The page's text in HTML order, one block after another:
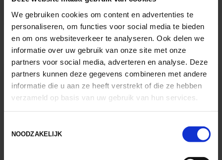
We gebruiken cookies om content en advertenties te
personaliseren, om functies voor social media te bieden
en om ons websiteverkeer te analyseren. Ook delen we
informatie over uw gebruik van onze site met onze
partners voor social media, adverteren en analyse. Deze
partners kunnen deze gegevens combineren met andere
informatie die u aan ze heeft verstrekt of die ze hebben
verzameld op basis van uw gebruik van hun services.
NOODZAKELIJK